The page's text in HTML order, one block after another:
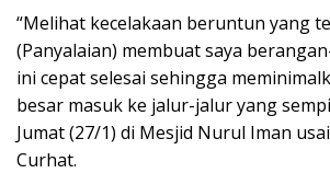
“Melihat kecelakaan beruntun yang
(Panyalaian) membuat saya
ini cepat selesai sehingga
besar masuk ke jalur-jalur yang
Jumat (27/1) di Mesjid Nurul Iman
Curhat.